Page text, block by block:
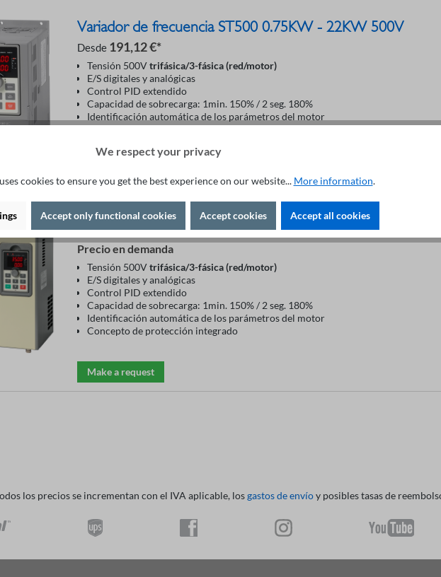
Variador de frecuencia ST500 0.75KW - 22KW 500V
Desde 191,12 €*
Tensión 500Vtrifásica/3-fásica (red/motor)
E/S digitales y analógicas
Control PID extendido
Capacidad de sobrecarga: 1min. 150% / 2 seg. 180%
Identificación automática de los parámetros del motor
Concepto de protección integrado
Variador de frecuencia ST500 30KW - 132KW 500V
Precio en demanda
Tensión 500Vtrifásica/3-fásica (red/motor)
E/S digitales y analógicas
Control PID extendido
Capacidad de sobrecarga: 1min. 150% / 2 seg. 180%
Identificación automática de los parámetros del motor
Concepto de protección integrado
Make a request
los precios se incrementan con el IVA aplicable, losgastos de envíoy posibles tasas de
We respect your privacy
cookies to ensure you get the best experience on our website... More information.
Accept only functional cookies Accept cookies Accept all cookies